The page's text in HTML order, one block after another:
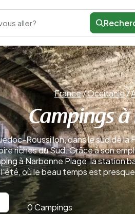
aller?
France/Occitanie/
Campings
Roussillon, dans le sud de
riches du Sud. Grâce à son
à Narbonne Plage, la station
où le beau temps est
0 Campings